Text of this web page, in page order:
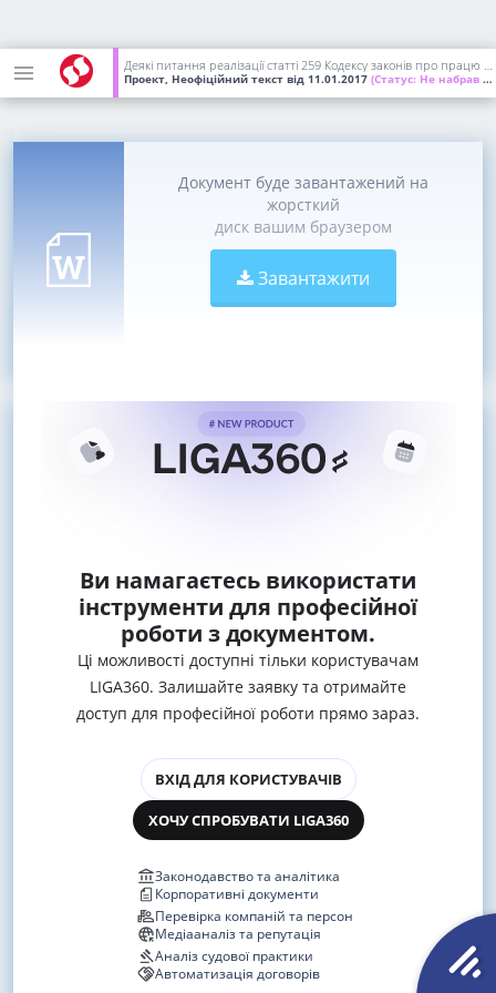
Деякі питання реалізації статті 259 Кодексу законів про працю України та статті 34 Закону України "Про місцеве самоврядування в Україні" (неофіційний текст)
Проект, Неофіційний текст від 11.01.2017 (Статус: Не набрав чинності)
Документ буде завантажений на
жорсткий
диск вашим браузером
Завантажити
Ви намагаєтесь використати
інструменти для професійної
роботи з документом.
Ці можливості доступні тільки користувачам
LIGA360. Залишайте заявку та отримайте
доступ для професійної роботи прямо зараз.
ВХІД ДЛЯ КОРИСТУВАЧІВ
ХОЧУ СПРОБУВАТИ LIGA360
Законодавство та аналітика
Корпоративні документи
Перевірка компаній та персон
Медіааналіз та репутація
Аналіз судової практики
Автоматизація договорів